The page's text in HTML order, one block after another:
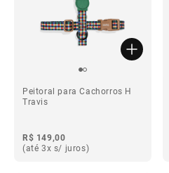
Peitoral para Cachorros H
Travis
R$ 149,00
(até 3x s/ juros)